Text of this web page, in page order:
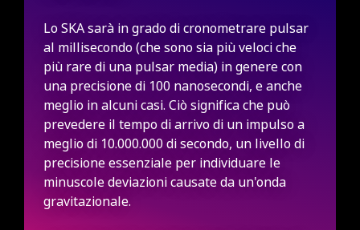
Lo SKA sarà in grado di cronometrare pulsar
al millisecondo (che sono sia più veloci che
più rare di una pulsar media) in genere con
una precisione di 100 nanosecondi, e anche
meglio in alcuni casi. Ciò significa che può
prevedere il tempo di arrivo di un impulso a
meglio di 10.000.000 di secondo, un livello di
precisione essenziale per individuare le
minuscole deviazioni causate da un'onda
gravitazionale.